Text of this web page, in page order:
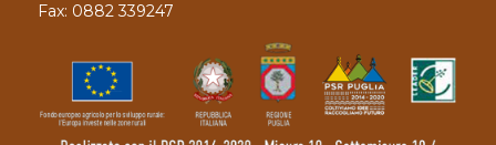
Fax: 0882 339247